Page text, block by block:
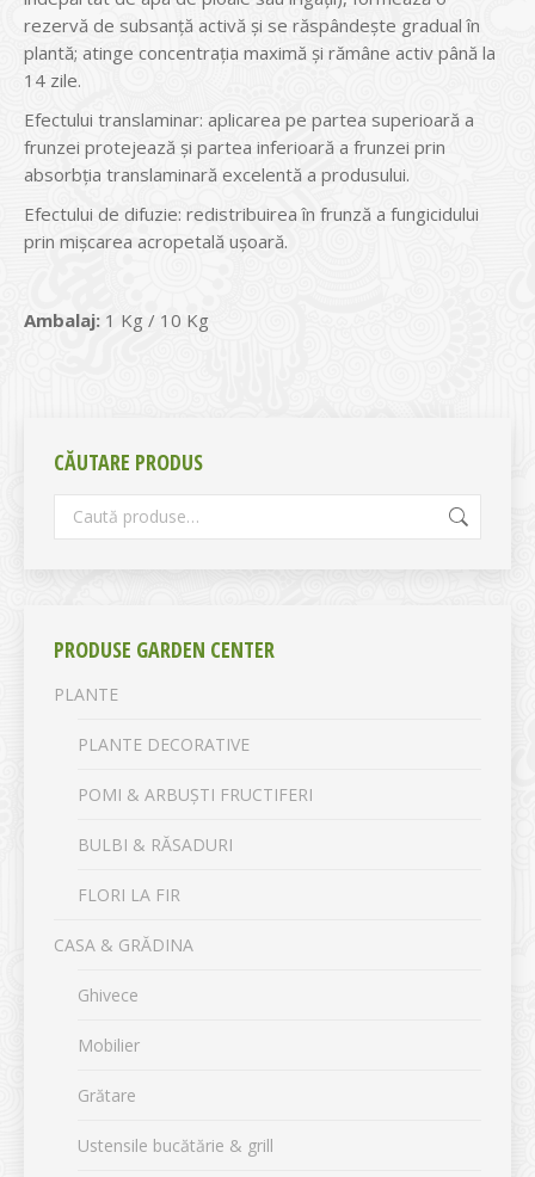
rezervă de subsanță activă și se răspândește gradual în
plantă; atinge concentrația maximă și rămâne activ până la
14 zile.
Efectului translaminar: aplicarea pe partea superioară a
frunzei protejează și partea inferioară a frunzei prin
absorbția translaminară excelentă a produsului.
Efectului de difuzie: redistribuirea în frunză a fungicidului
prin mișcarea acropetală ușoară.
Ambalaj: 1 Kg / 10 Kg
CĂUTARE PRODUS
PRODUSE GARDEN CENTER
PLANTE
PLANTE DECORATIVE
POMI & ARBUȘTI FRUCTIFERI
BULBI & RĂSADURI
FLORI LA FIR
CASA & GRĂDINA
Ghivece
Mobilier
Grătare
Ustensile bucătărie & grill